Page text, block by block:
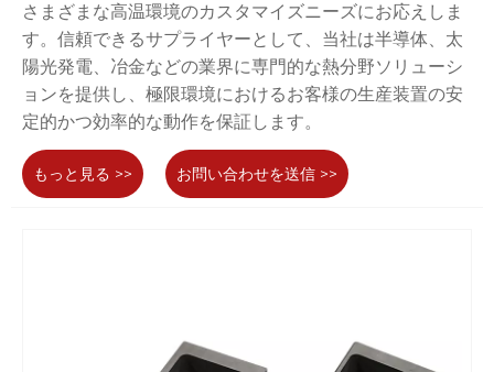
さまざまな高温環境のカスタマイズニーズにお応えしま
す。信頼できるサプライヤーとして、当社は半導体、太
陽光発電、冶金などの業界に専門的な熱分野ソリューシ
ョンを提供し、極限環境におけるお客様の生産装置の安
定的かつ効率的な動作を保証します。
もっと見る >> お問い合わせを送信 >>